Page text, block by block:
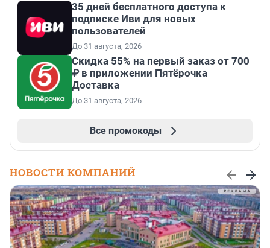
35 дней бесплатного доступа к
подписке Иви для новых
пользователей
До 31 августа, 2026
Скидка 55% на первый заказ от 700
₽ в приложении Пятёрочка
Доставка
До 31 августа, 2026
Все промокоды
НОВОСТИ КОМПАНИЙ